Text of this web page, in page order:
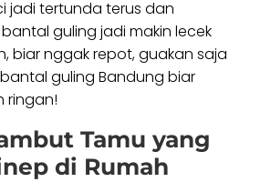
jadi tertunda terus dan
guling jadi makin lecek
biar nggak repot, guakan saja
guling Bandung biar
ringan!
Tamu yang
di Rumah